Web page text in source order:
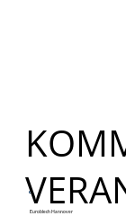
Euroblech Hannover